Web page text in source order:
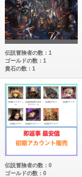
伝説冒険者の数：1
ゴールドの数：1
貴石の数：1
伝説冒険者の数：0
ゴールドの数：0